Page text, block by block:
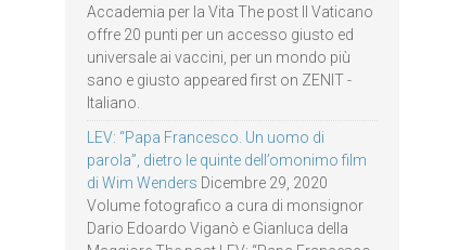
Accademia per la Vita The post Il Vaticano
offre 20 punti per un accesso giusto ed
universale ai vaccini, per un mondo più
sano e giusto appeared first on ZENIT -
Italiano.
LEV: “Papa Francesco. Un uomo di
parola”, dietro le quinte dell’omonimo film
di Wim Wenders Dicembre 29, 2020
Volume fotografico a cura di monsignor
Dario Edoardo Viganò e Gianluca della